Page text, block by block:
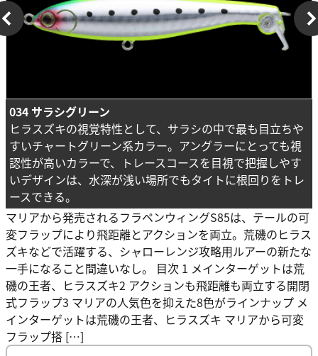
034 サラシグリーン
ヒラスズキの視覚特性として、サラシの中で最も目立ちや
すいチャートグリーン系カラー。アングラーにとっても視
認性が高いカラーで、トレースコースを目視で把握しやす
いデザインは、水深が浅い場所でもタイトに根回りをトレ
ースできる。
マリアから発売されるフラペンウィングS85は、テールの可
変フラップにより飛距離とアクションを両立。荒磯のヒラス
ズキなどで活躍する、シャローレンジ攻略用ルアーの新たな
一手になること間違いなし。 目次 1 メインターゲットは荒
磯の王者、ヒラスズキ2 アクションも飛距離も両立する開閉
式フラップ3 マリアの人気色を抑えた8色がラインナップ メ
インターゲットは荒磯の王者、ヒラスズキ マリアから可変
フラップ搭 […]